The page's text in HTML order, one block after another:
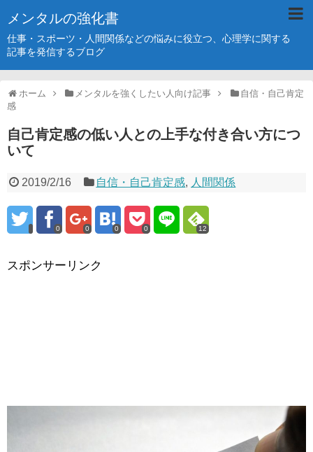
メンタルの強化書
仕事・スポーツ・人間関係などの悩みに役立つ、心理学に関する
記事を発信するブログ
ホーム メンタルを強くしたい人向け記事
自信・自己肯定
感
自己肯定感の低い人との上手な付き合い方につ
いて
2019/2/16 自信・自己肯定感, 人間関係
0 0 0 0 12
スポンサーリンク